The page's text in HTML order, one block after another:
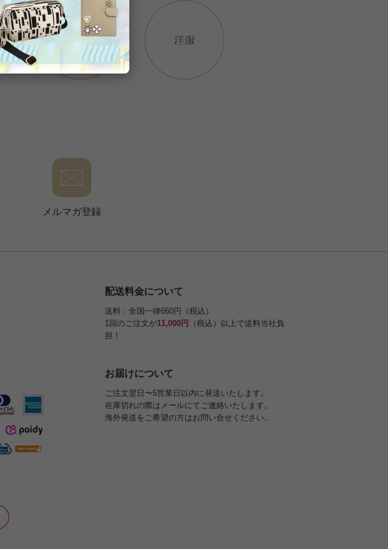
メルマガ登録
配送料金について
送料：全国一律660円（税込）
1回のご注文が11,000円
（税込）以上で送料当社負
担！
お届けについて
ご注文翌日〜5営業日以内に発送いたします。
在庫切れの際はメールにてご連絡いたします。
海外発送をご希望の方はお問い合せください。